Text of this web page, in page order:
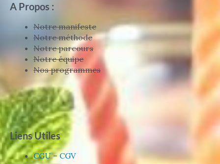
A Propos :
Notre manifeste
Notre méthode
Notre parcours
Notre équipe
Nos programmes
Liens Utiles
CGU–CGV